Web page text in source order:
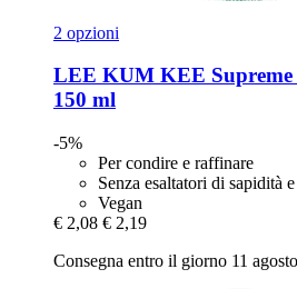
2 opzioni
LEE KUM KEE
150 ml
-5%
Per condire e raffinare
Senza esaltatori di sapidità
Vegan
€ 2,08 € 2,19
Consegna entro il giorno 11 agosto